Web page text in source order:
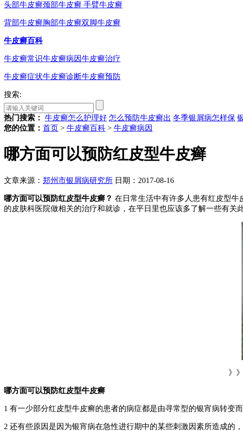
头部牛皮癣颈部牛皮癣 手臂牛皮癣
背部牛皮癣胸部牛皮癣双脚牛皮癣
牛皮癣百科
牛皮癣常识牛皮癣病因牛皮癣治疗
牛皮癣症状牛皮癣诊断牛皮癣预防
搜索:
热门搜索： 牛皮癣怎么护理好 怎么预防牛皮癣出 冬季银屑病怎样保
您的位置： 首页 > 牛皮癣百科 > 牛皮癣病因
哪方面可以预防红皮型牛皮癣
文章来源： 郑州市银屑病研究所 日期：2017-08-16
哪方面可以预防红皮型牛皮癣？ 在日常生活中有许多人患有红皮型
的皮肤科医院做相关的治疗和就诊，在平日里也应该多了解一些有
》
哪方面可以预防红皮型牛皮癣
1 有一少部分红皮型牛皮癣的患者的病症都是由寻常型的银宵病转变
2 还有些原因是因为银宵病在急性进行期中的某些刺激因素所造成的